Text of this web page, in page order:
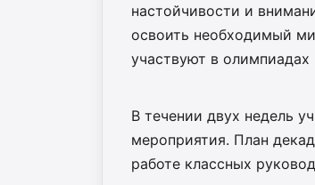
настойчивости и
освоить необходимый
участвуют в олимпиадах
В течении двух недель
мероприятия. План
работе классных